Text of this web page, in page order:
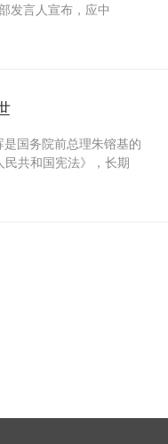
发言人宣布，应中
国务院前总理朱镕基的
共和国宪法》，长期